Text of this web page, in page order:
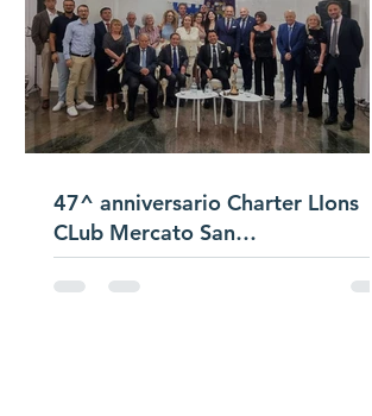
47^ anniversario Charter LIons
CLub Mercato San
Severino/Passaggio
Campana/Presentazione Satellite